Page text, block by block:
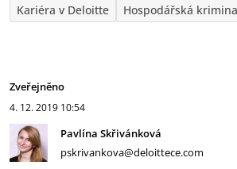
Kariéra v Deloitte Hospodářská
Zveřejněno
4. 12. 2019 10:54
Pavlína Skřivánková
pskrivankova@deloittece.com